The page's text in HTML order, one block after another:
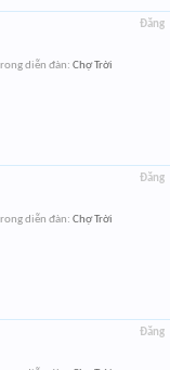
Đăng
diễn đàn: Chợ Trời
Đăng
diễn đàn: Chợ Trời
Đăng